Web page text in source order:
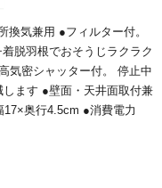
気兼用 ●フィルター付。
脱羽根でおそうじラクラク
気密シャッター付。 停止中
ます ●壁面・天井面取付兼
奥行4.5cm ●消費電力